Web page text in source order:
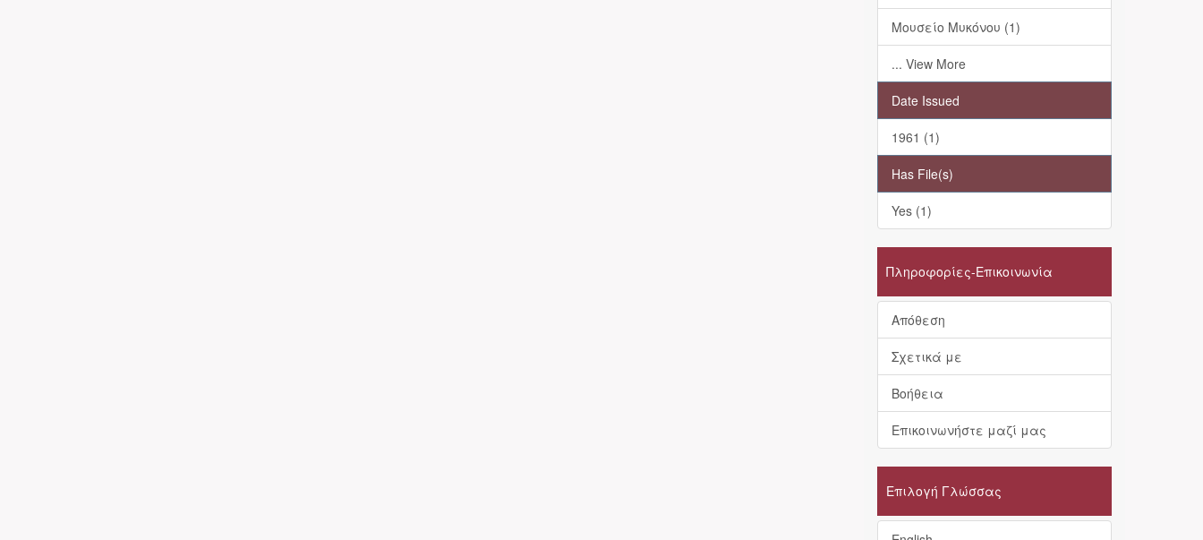
Μουσείο Μυκόνου (1)
... View More
Date Issued
1961 (1)
Has File(s)
Yes (1)
Πληροφορίες-Επικοινωνία
Απόθεση
Σχετικά με
Βοήθεια
Επικοινωνήστε μαζί μας
Επιλογή Γλώσσας